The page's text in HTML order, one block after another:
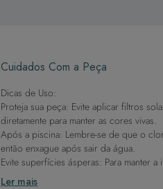
Cuidados Com a Peça
Dicas de Uso:
Proteja sua peça: Evite aplicar filtros
diretamente para manter as cores vivas.
Após a piscina: Lembre-se de que o
então enxague após sair da água.
Evite superfícies ásperas: Para manter
contato com superfícies rugosas.
Ler mais